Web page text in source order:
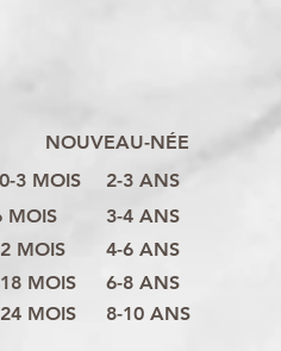
8-10 ANS
6-8 ANS
4-6 ANS
3-4 ANS
2-3 ANS
NOUVEAU-NÉE
0-3 MOIS
MOIS
MOIS
MOIS
MOIS